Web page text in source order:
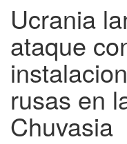
Ucrania
ataque
rusas en
Chuvasia